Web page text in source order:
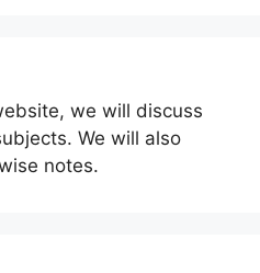
we will discuss
We will also
notes.